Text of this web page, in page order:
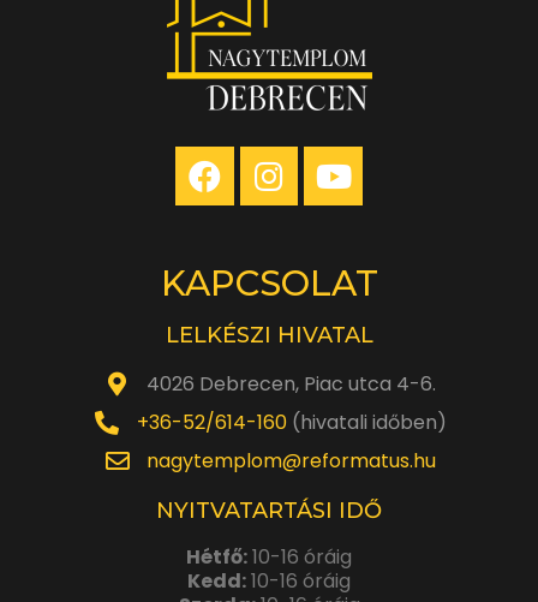
KAPCSOLAT
LELKÉSZI HIVATAL
4026 Debrecen, Piac utca 4-6.
+36-52/614-160(hivatali időben)
nagytemplom@reformatus.hu
NYITVATARTÁSI IDŐ
Hétfő:10-16 óráig
Kedd:10-16 óráig